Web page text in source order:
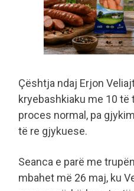
Çështja ndaj Erjon
kryebashkiaku me 10 të
proces normal, pa
të re gjykuese.
Seanca e parë me
mbahet më 26 maj, ku